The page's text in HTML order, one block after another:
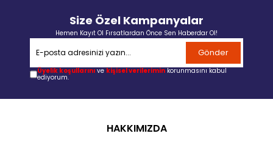
Size Özel Kampanyalar
Hemen Kayıt Ol Fırsatlardan Önce Sen Haberdar Ol!
Gönder
Üyelik koşullarını ve kişisel verilerimin korunmasını kabul
ediyorum.
HAKKIMIZDA